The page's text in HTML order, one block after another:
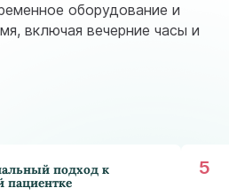
оборудование и
включая вечерние часы и
подход к
пациентке